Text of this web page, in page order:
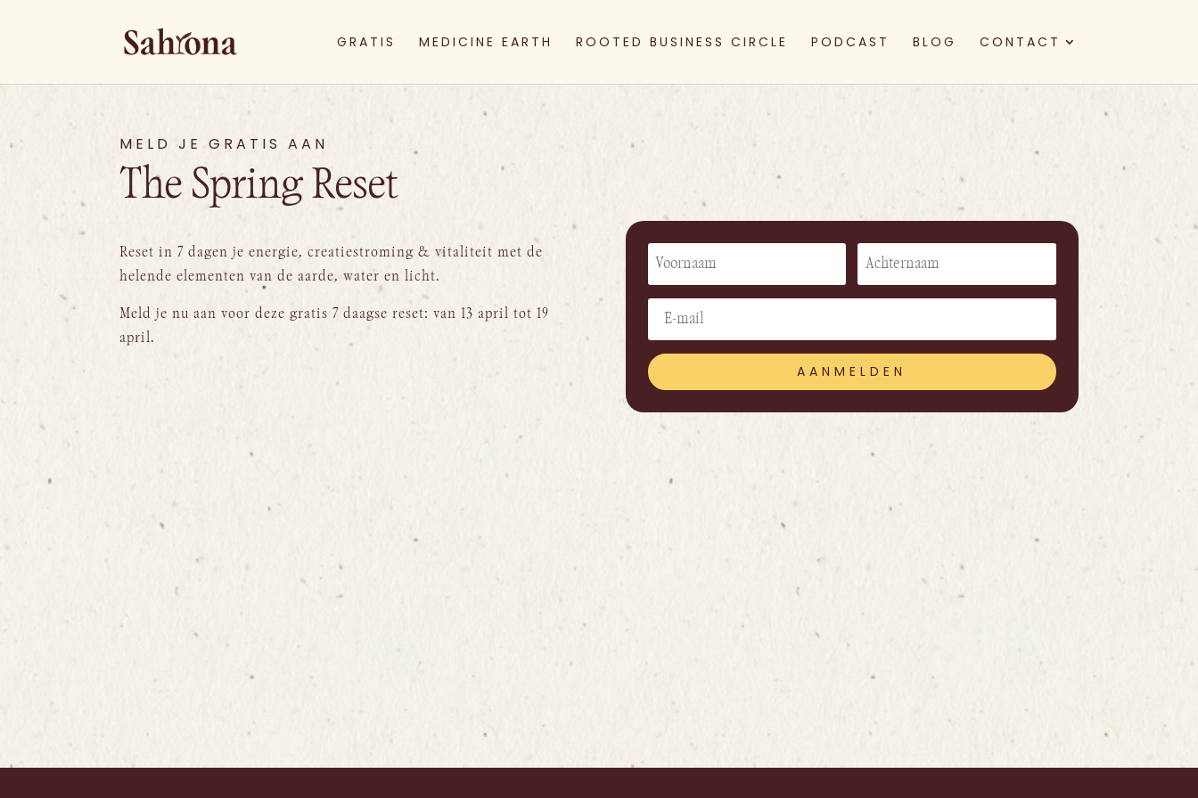
GRATIS MEDICINE EARTH ROOTED BUSINESS CIRCLE PODCAST BLOG CONTACT
MELD JE GRATIS AAN
The Spring Reset
Reset in 7 dagen je energie, creatiestroming & vitaliteit met de
helende elementen van de aarde, water en licht.
Meld je nu aan voor deze gratis 7 daagse reset: van 13 april tot 19
april.
AANMELDEN